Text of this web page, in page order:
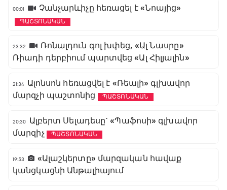
00:01 Չանչարևիչը հեռացել է «Նոայից»
ՊԱՇՏՈՆԱԿԱՆ
23:32
Ռոնալդուն գոլ խփեց, «Ալ Նասրը»
Ռիադի դերբիում պարտվեց «Ալ Հիլյալին»
21:34 Ալոնսոն հեռացվել է «Ռեալի» գլխավոր
մարզչի պաշտոնից
ՊԱՇՏՈՆԱԿԱՆ
20:30
Ալբերտ Սելադեսը` «Պաֆոսի» գլխավոր
մարզիչ
ՊԱՇՏՈՆԱԿԱՆ
19:53
«Ալաշկերտը» մարզական հավաք
կանցկացնի Անթալիայում